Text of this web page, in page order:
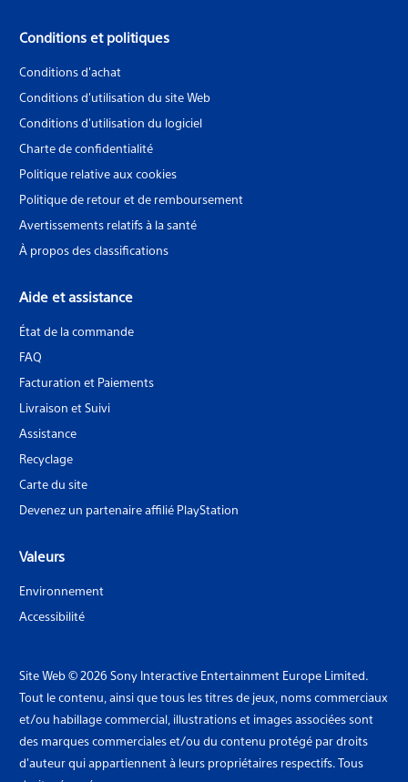
Conditions et politiques
Conditions d'achat
Conditions d'utilisation du site Web
Conditions d'utilisation du logiciel
Charte de confidentialité
Politique relative aux cookies
Politique de retour et de remboursement
Avertissements relatifs à la santé
À propos des classifications
Aide et assistance
État de la commande
FAQ
Facturation et Paiements
Livraison et Suivi
Assistance
Recyclage
Carte du site
Devenez un partenaire affilié PlayStation
Valeurs
Environnement
Accessibilité
Site Web © 2026 Sony Interactive Entertainment Europe Limited.
Tout le contenu, ainsi que tous les titres de jeux, noms commerciaux
et/ou habillage commercial, illustrations et images associées sont
des marques commerciales et/ou du contenu protégé par droits
d'auteur qui appartiennent à leurs propriétaires respectifs. Tous